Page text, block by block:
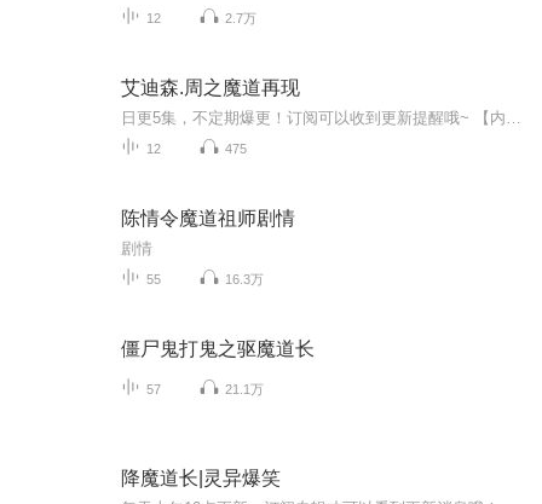
12 2.7万
艾迪森.周之魔道再现
12 475
陈情令魔道祖师剧情
剧情
55 16.3万
僵尸鬼打鬼之驱魔道长
57 21.1万
降魔道长|灵异爆笑